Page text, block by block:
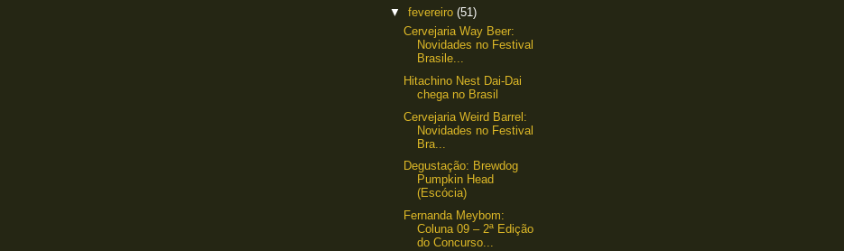
▼ fevereiro (51)
Cervejaria Way Beer:
Novidades no Festival
Brasile...
Hitachino Nest Dai-Dai
chega no Brasil
Cervejaria Weird Barrel:
Novidades no Festival
Bra...
Degustação: Brewdog
Pumpkin Head
(Escócia)
Fernanda Meybom:
Coluna 09 – 2ª Edição
do Concurso...